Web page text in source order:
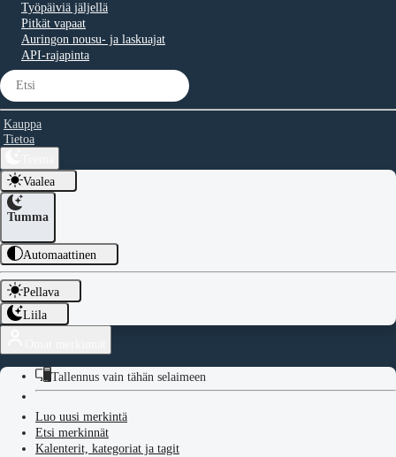
Työpäiviä jäljellä
Pitkät vapaat
Auringon nousu- ja laskuajat
API-rajapinta
Kauppa
Tietoa
Vaalea
Tumma
Automaattinen
Pellava
Liila
Tallennus vain tähän selaimeen
Luo uusi merkintä
Etsi merkinnät
Kalenterit, kategoriat ja tagit